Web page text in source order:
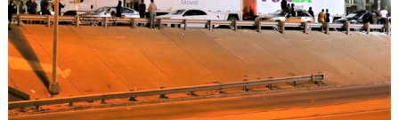
与钢琴的精彩对话